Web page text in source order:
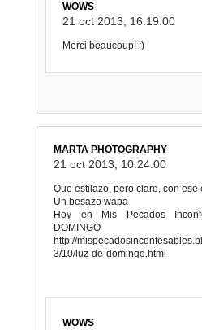
WOWS
21 oct 2013, 16:19:00
Merci beaucoup! ;)
MARTA PHOTOGRAPHY
21 oct 2013, 10:24:00
Que estilazo, pero claro, con ese
Un besazo wapa
Hoy en Mis Pecados
DOMINGO
http://
3/10/luz-de-domingo.html
WOWS